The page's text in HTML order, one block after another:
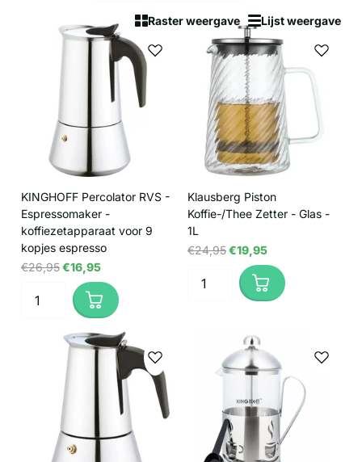
Raster weergave Lijst weergave
KINGHOFF Percolator RVS -
Espressomaker -
koffiezetapparaat voor 9
kopjes espresso
€26,95€16,95
Klausberg Piston
Koffie-/Thee Zetter - Glas -
1L
€24,95€19,95